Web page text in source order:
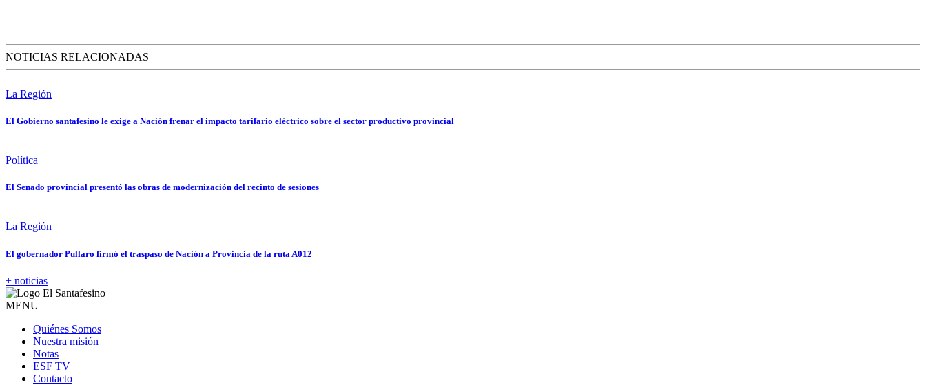
NOTICIAS RELACIONADAS
La Región
El Gobierno santafesino le exige a Nación frenar el impacto tarifario eléctrico sobre el sector productivo provincial
Política
El Senado provincial presentó las obras de modernización del recinto de sesiones
La Región
El gobernador Pullaro firmó el traspaso de Nación a Provincia de la ruta A012
+ noticias
MENU
Quiénes Somos
Nuestra misión
Notas
ESF TV
Contacto